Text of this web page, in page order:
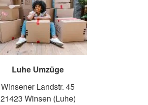
Luhe Umzüge
Winsener Landstr. 45
21423 Winsen (Luhe)